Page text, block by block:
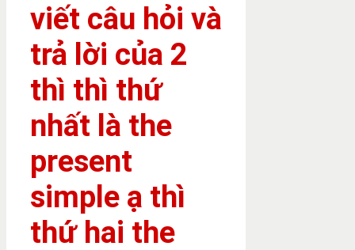
viết câu hỏi và
trả lời của 2
thì thì thứ
nhất là the
present
simple ạ thì
thứ hai the